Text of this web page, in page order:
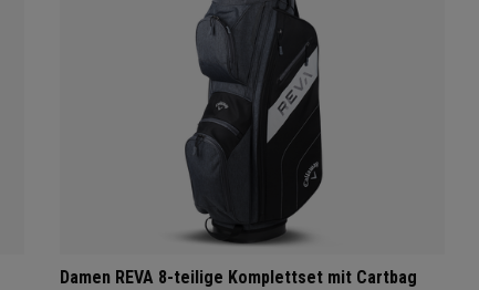
Damen REVA 8-teilige Komplettset mit Cartbag